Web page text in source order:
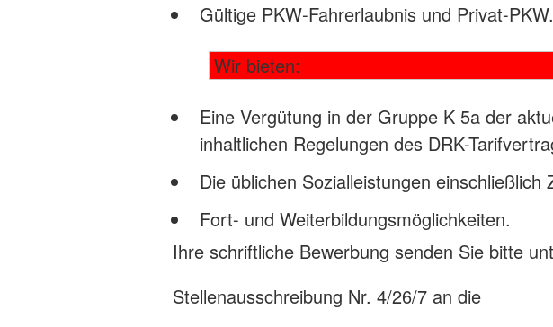
Gültige PKW-Fahrerlaubnis und Privat-PKW.
Wir bieten:
Eine Vergütung in der Gruppe K 5a der
inhaltlichen Regelungen des DRK-
Die üblichen Sozialleistungen
Fort- und Weiterbildungsmöglichkeiten.
Ihre schriftliche Bewerbung senden Sie bitte
Stellenausschreibung Nr. 4/26/7 an die